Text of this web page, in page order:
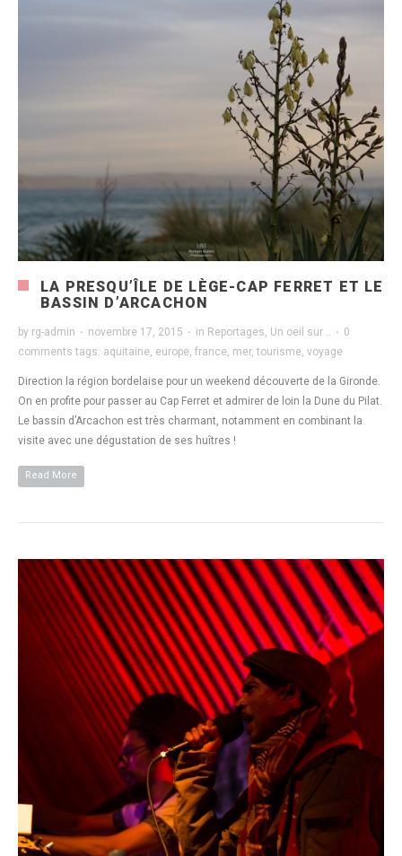
LA PRESQU’ÎLE DE LÈGE-CAP FERRET ET LE
BASSIN D’ARCACHON
by rg-admin · novembre 17, 2015 · in Reportages, Un oeil sur .. · 0
comments tags: aquitaine, europe, france, mer, tourisme, voyage
Direction la région bordelaise pour un weekend découverte de la Gironde.
On en profite pour passer au Cap Ferret et admirer de loin la Dune du Pilat.
Le bassin d’Arcachon est très charmant, notamment en combinant la
visite avec une dégustation de ses huîtres !
Read More